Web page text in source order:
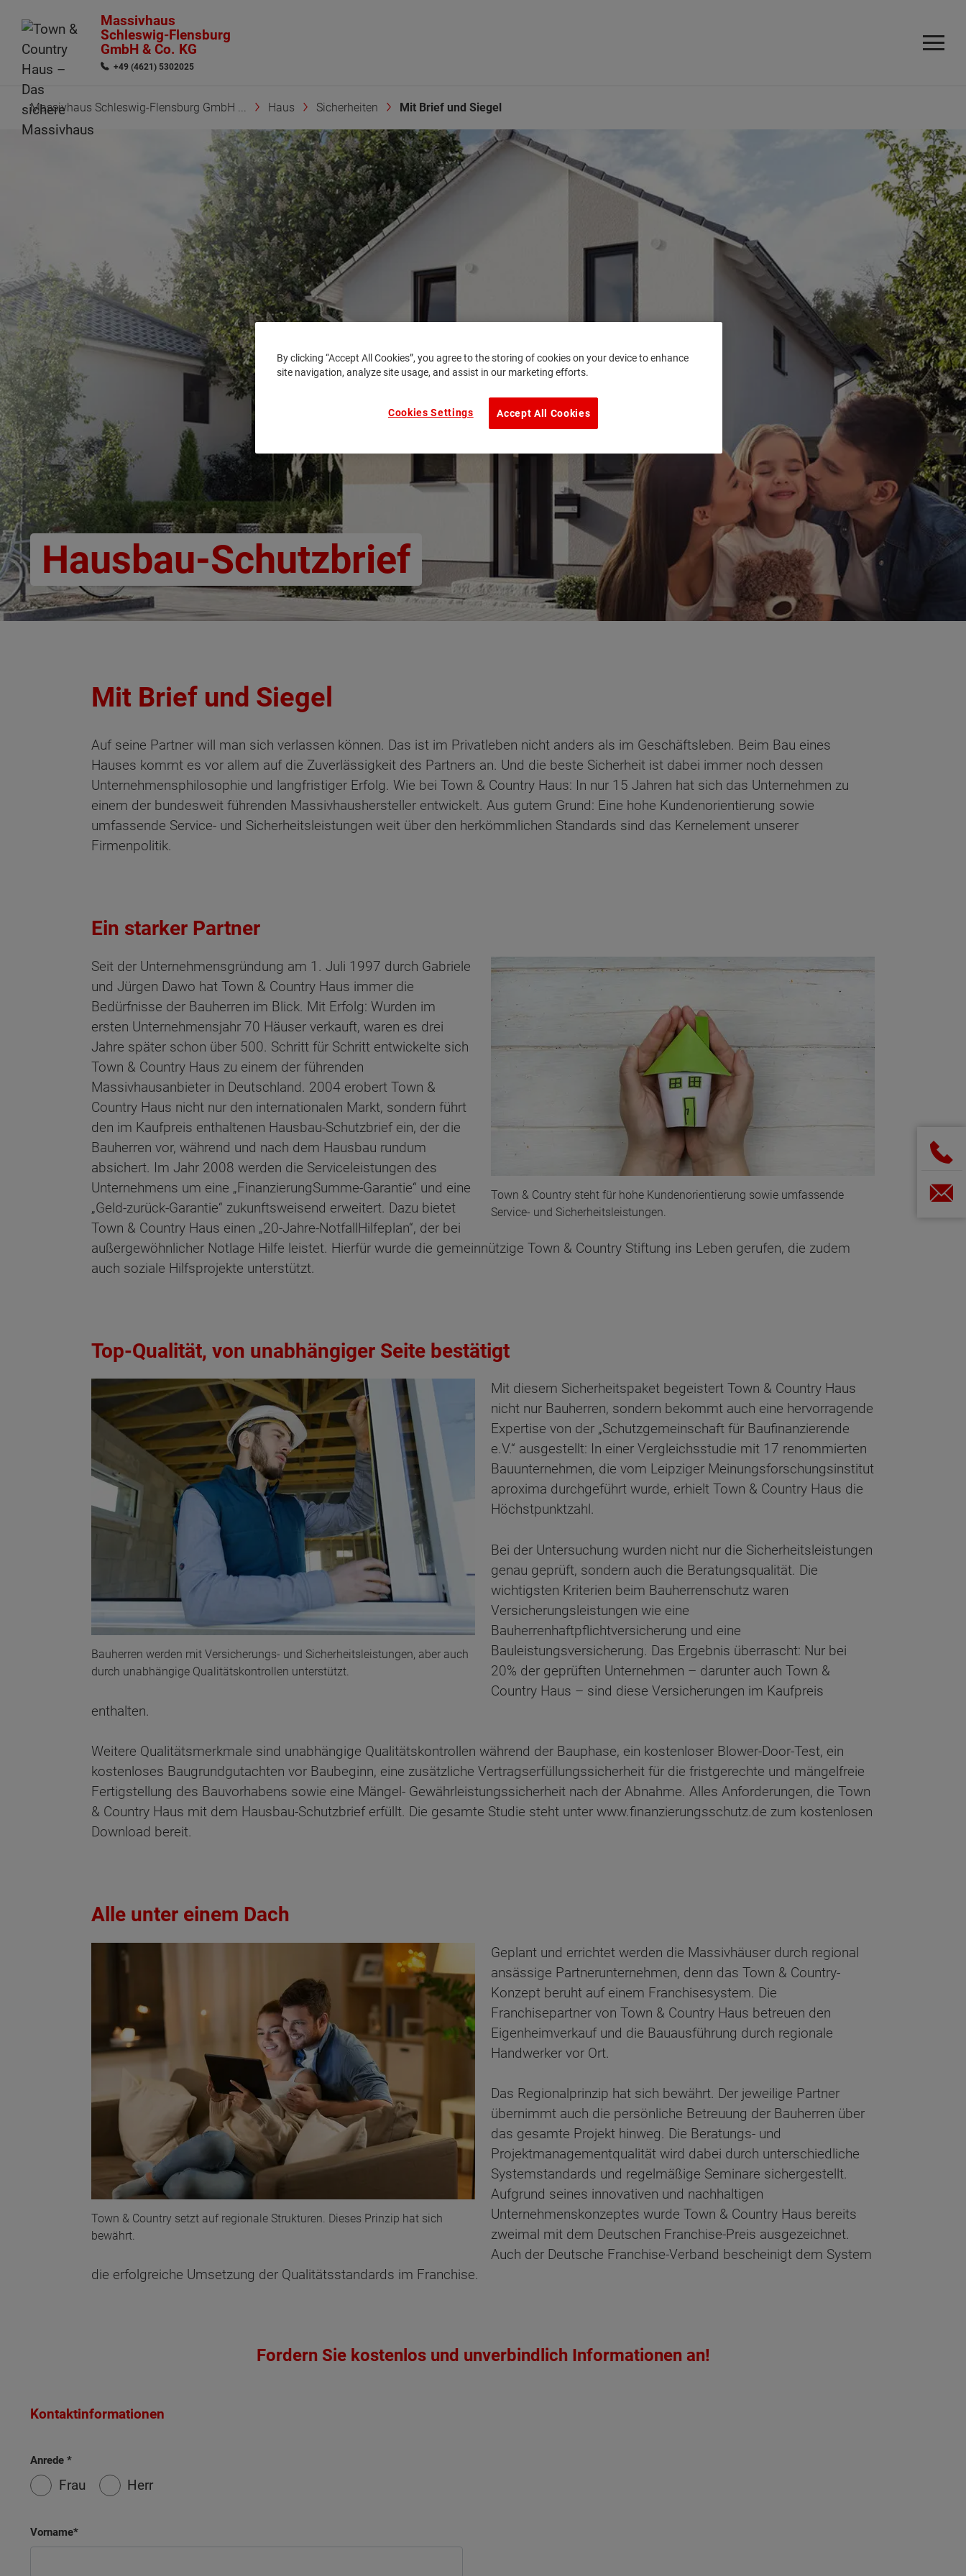
Massivhaus
Schleswig-Flensburg
GmbH & Co. KG
+49 (4621) 5302025
Massivhaus Schleswig-Flensburg GmbH ... Haus Sicherheiten Mit Brief und Siegel
Hausbau-Schutzbrief
Mit Brief und Siegel
Auf seine Partner will man sich verlassen können. Das ist im Privatleben nicht anders als im Geschäftsleben. Beim Bau eines
Hauses kommt es vor allem auf die Zuverlässigkeit des Partners an. Und die beste Sicherheit ist dabei immer noch dessen
Unternehmensphilosophie und langfristiger Erfolg. Wie bei Town & Country Haus: In nur 15 Jahren hat sich das Unternehmen zu
einem der bundesweit führenden Massivhaushersteller entwickelt. Aus gutem Grund: Eine hohe Kundenorientierung sowie
umfassende Service- und Sicherheitsleistungen weit über den herkömmlichen Standards sind das Kernelement unserer
Firmenpolitik.
Ein starker Partner
Town & Country steht für hohe Kundenorientierung sowie umfassende
Service- und Sicherheitsleistungen.
Seit der Unternehmensgründung am 1. Juli 1997 durch Gabriele
und Jürgen Dawo hat Town & Country Haus immer die
Bedürfnisse der Bauherren im Blick. Mit Erfolg: Wurden im
ersten Unternehmensjahr 70 Häuser verkauft, waren es drei
Jahre später schon über 500. Schritt für Schritt entwickelte sich
Town & Country Haus zu einem der führenden
Massivhausanbieter in Deutschland. 2004 erobert Town &
Country Haus nicht nur den internationalen Markt, sondern führt
den im Kaufpreis enthaltenen Hausbau-Schutzbrief ein, der die
Bauherren vor, während und nach dem Hausbau rundum
absichert. Im Jahr 2008 werden die Serviceleistungen des
Unternehmens um eine „FinanzierungSumme-Garantie“ und eine
„Geld-zurück-Garantie“ zukunftsweisend erweitert. Dazu bietet
Town & Country Haus einen „20-Jahre-NotfallHilfeplan“, der bei
außergewöhnlicher Notlage Hilfe leistet. Hierfür wurde die gemeinnützige Town & Country Stiftung ins Leben gerufen, die zudem
auch soziale Hilfsprojekte unterstützt.
Top-Qualität, von unabhängiger Seite bestätigt
Bauherren werden mit Versicherungs- und Sicherheitsleistungen, aber auch
durch unabhängige Qualitätskontrollen unterstützt.
Mit diesem Sicherheitspaket begeistert Town & Country Haus
nicht nur Bauherren, sondern bekommt auch eine hervorragende
Expertise von der „Schutzgemeinschaft für Baufinanzierende
e.V.“ ausgestellt: In einer Vergleichsstudie mit 17 renommierten
Bauunternehmen, die vom Leipziger Meinungsforschungsinstitut
aproxima durchgeführt wurde, erhielt Town & Country Haus die
Höchstpunktzahl.
Bei der Untersuchung wurden nicht nur die Sicherheitsleistungen
genau geprüft, sondern auch die Beratungsqualität. Die
wichtigsten Kriterien beim Bauherrenschutz waren
Versicherungsleistungen wie eine
Bauherrenhaftpflichtversicherung und eine
Bauleistungsversicherung. Das Ergebnis überrascht: Nur bei
20% der geprüften Unternehmen – darunter auch Town &
Country Haus – sind diese Versicherungen im Kaufpreis
enthalten.
Weitere Qualitätsmerkmale sind unabhängige Qualitätskontrollen während der Bauphase, ein kostenloser Blower-Door-Test, ein
kostenloses Baugrundgutachten vor Baubeginn, eine zusätzliche Vertragserfüllungssicherheit für die fristgerechte und mängelfreie
Fertigstellung des Bauvorhabens sowie eine Mängel- Gewährleistungssicherheit nach der Abnahme. Alles Anforderungen, die Town
& Country Haus mit dem Hausbau-Schutzbrief erfüllt. Die gesamte Studie steht unter www.finanzierungsschutz.de zum kostenlosen
Download bereit.
Alle unter einem Dach
Town & Country setzt auf regionale Strukturen. Dieses Prinzip hat sich
bewährt.
Geplant und errichtet werden die Massivhäuser durch regional
ansässige Partnerunternehmen, denn das Town & Country-
Konzept beruht auf einem Franchisesystem. Die
Franchisepartner von Town & Country Haus betreuen den
Eigenheimverkauf und die Bauausführung durch regionale
Handwerker vor Ort.
Das Regionalprinzip hat sich bewährt. Der jeweilige Partner
übernimmt auch die persönliche Betreuung der Bauherren über
das gesamte Projekt hinweg. Die Beratungs- und
Projektmanagementqualität wird dabei durch unterschiedliche
Systemstandards und regelmäßige Seminare sichergestellt.
Aufgrund seines innovativen und nachhaltigen
Unternehmenskonzeptes wurde Town & Country Haus bereits
zweimal mit dem Deutschen Franchise-Preis ausgezeichnet.
Auch der Deutsche Franchise-Verband bescheinigt dem System
die erfolgreiche Umsetzung der Qualitätsstandards im Franchise.
Fordern Sie kostenlos und unverbindlich Informationen an!
Kontaktinformationen
Anrede
Frau Herr
Vorname
Wonach möchten Sie suchen?
By clicking “Accept All Cookies”, you agree to the storing of cookies on your device to enhance
site navigation, analyze site usage, and assist in our marketing efforts.
Accept All Cookies
Cookies Settings